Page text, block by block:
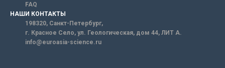
FAQ
НАШИ КОНТАКТЫ
198320, Санкт-Петербург,
г. Красное Село, ул. Геологическая, дом 44, ЛИТ А.
info@euroasia-science.ru